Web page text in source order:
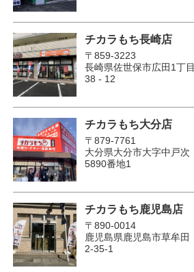
チカラもち長崎店
〒859-3223
長崎県佐世保市広田1丁目
38 - 12
チカラもち大分店
〒879-7761
大分県大分市大字中戸次
5890番地1
チカラもち鹿児島店
〒890-0014
鹿児島県鹿児島市草牟田
2-35-1